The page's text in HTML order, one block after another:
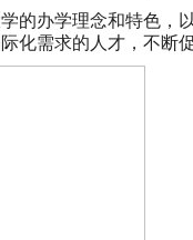
的办学理念和特色，
化需求的人才，不断